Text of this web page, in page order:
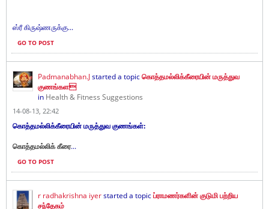
ஸ்ரீ கிருஷ்ணருக்கு...
GO TO POST
Padmanabhan.Jstarted a topicகொத்தமல்லிக்கீரையின் மருத்துவ
குணங்கள
in Health & Fitness Suggestions
14-08-13, 22:42
கொத்தமல்லிக்கீரையின் மருத்துவ குணங்கள்:
கொத்தமல்லிக் கீரை...
GO TO POST
r radhakrishna iyerstarted a topicப்ராமணர்களின் குடுமி பற்றிய
சந்தேகம்